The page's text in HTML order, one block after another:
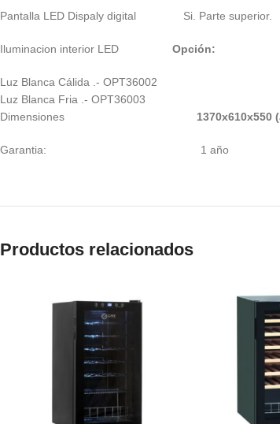
Pantalla LED Dispaly digital Si. Parte superior.
Iluminacion interior LED Opción:
Luz Blanca Cálida .- OPT36002
Luz Blanca Fria .- OPT36003
Dimensiones 1370x610x550
Garantia: 1 año
Productos relacionados